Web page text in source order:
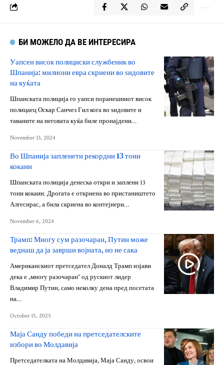
БИ МОЖЕЛО ДА ВЕ ИНТЕРЕСИРА
Уапсен висок полициски службеник во
Шпанија: милиони евра скриени во ѕидовите
на куќата
Шпанската полиција го уапси поранешниот висок
полицаец Оскар Санчез Гил кога во ѕидовите и
таваните на неговата куќа биле пронајдени…
November 13, 2024
Во Шпанија запленети рекордни 13 тони
кокаин
Шпанската полиција денеска откри и заплени 13
тони кокаин. Дрогата е откриена во пристаништето
Алгесирас, а била скриена во контејнери…
November 6, 2024
Трамп: Многу сум разочаран, Путин може
веднаш да ја заврши војната, но не сака
Американскиот претседател Доналд Трамп изјави
дека е „многу разочаран“ од рускиот лидер
Владимир Путин, само неколку дена пред посетата
на…
October 15, 2025
Маја Санду победи на претседателските
избори во Молдавија
Претседателката на Молдавија, Маја Санду, освои